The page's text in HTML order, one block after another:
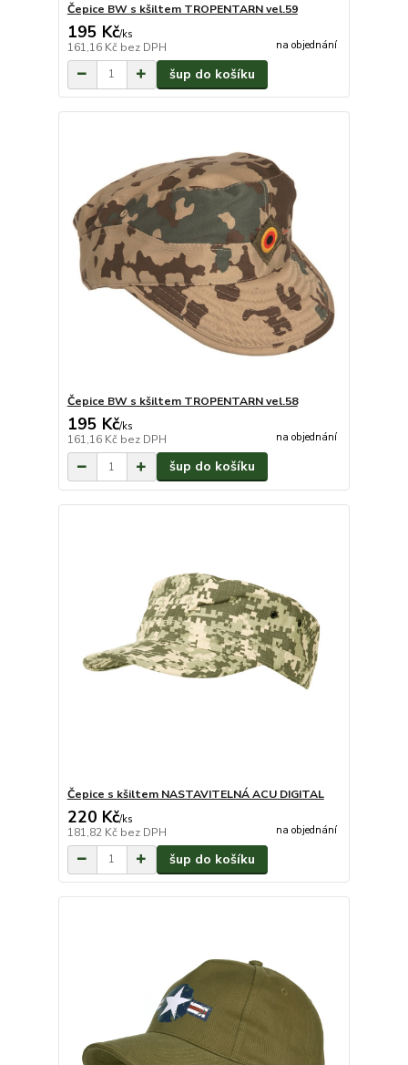
Čepice BW s kšiltem TROPENTARN vel.59
195 Kč/ks
161,16 Kč bez DPH na objednání
šup do košíku
Čepice BW s kšiltem TROPENTARN vel.58
195 Kč/ks
161,16 Kč bez DPH na objednání
šup do košíku
Čepice s kšiltem NASTAVITELNÁ ACU DIGITAL
220 Kč/ks
181,82 Kč bez DPH na objednání
šup do košíku